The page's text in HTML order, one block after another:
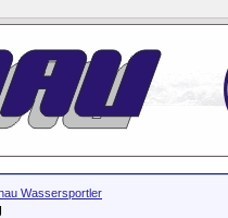
Wassersportler